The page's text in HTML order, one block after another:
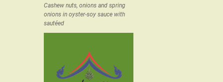
Cashew nuts, onions and spring
onions in oyster-soy sauce with
sautéed